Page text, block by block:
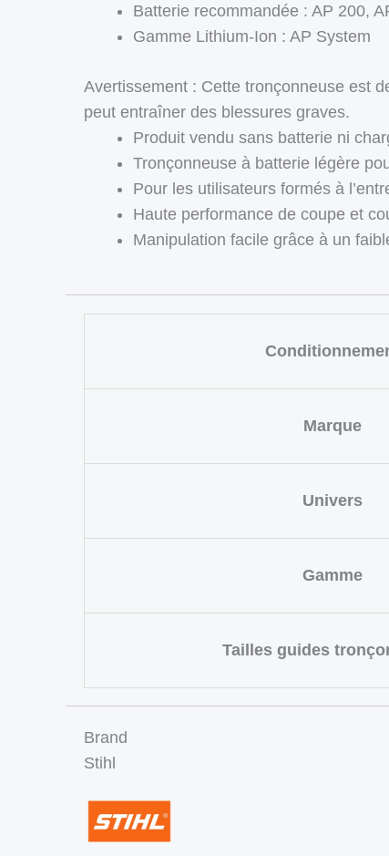
Batterie recommandée : AP 200,
Gamme Lithium-Ion : AP System
Avertissement : Cette tronçonneuse est
peut entraîner des blessures graves.
Produit vendu sans batterie ni
Tronçonneuse à batterie légère
Pour les utilisateurs formés à
Haute performance de coupe et
Manipulation facile grâce à un
Marque
Univers
Gamme
Tailles guides
Brand
Stihl